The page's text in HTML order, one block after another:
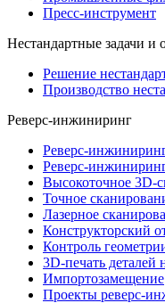
Пресс-инструмент
Нестандартные задачи и
Решение
Производство
Реверс-инжиниринг
Реверс-
Реверс-
Высокоточное 3D-
Точное
Лазерное
Конструкторский
Контроль
3D-печать деталей
Импортозамещение
Проекты реверс-